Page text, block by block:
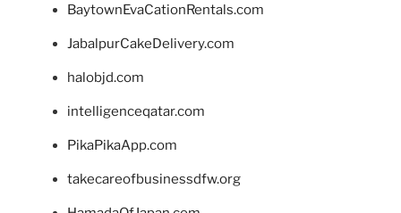
BaytownEvaCationRentals.com
JabalpurCakeDelivery.com
halobjd.com
intelligenceqatar.com
PikaPikaApp.com
takecareofbusinessdfw.org